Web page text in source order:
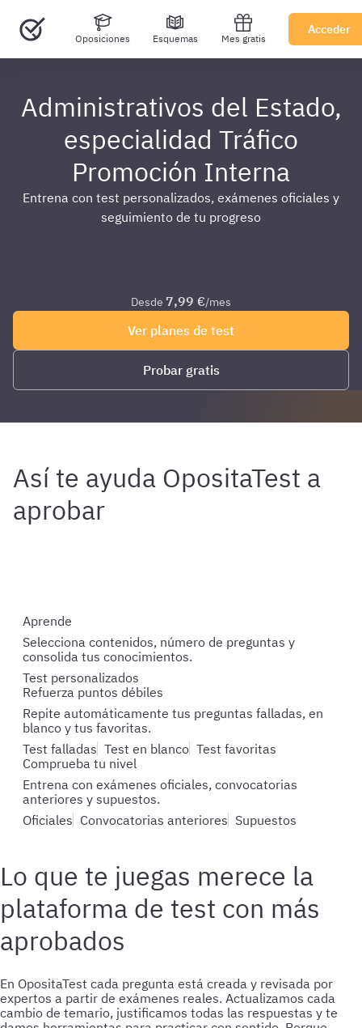
Oposiciones Esquemas Mes gratis
Acceder
Administrativos del Estado,
especialidad Tráfico
Promoción Interna
Entrena con test personalizados, exámenes oficiales y
seguimiento de tu progreso
Probar gratis
Ver planes de test
Desde 7,99 €/mes
Aprende
Selecciona contenidos, número de preguntas y
consolida tus conocimientos.
Test personalizados
Refuerza puntos débiles
Repite automáticamente tus preguntas falladas, en
blanco y tus favoritas.
Test falladas Test en blanco Test favoritas
Comprueba tu nivel
Entrena con exámenes oficiales, convocatorias
anteriores y supuestos.
Oficiales Convocatorias anteriores Supuestos
Lo que te juegas merece la
plataforma de test con más
aprobados
En OpositaTest cada pregunta está creada y revisada por
expertos a partir de exámenes reales. Actualizamos cada
cambio de temario, justificamos todas las respuestas y te